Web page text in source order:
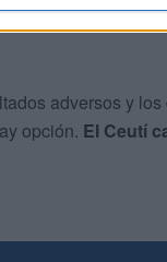
adversos y
opción. El Ceutí